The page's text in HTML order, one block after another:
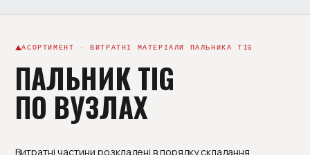
АСОРТИМЕНТ · ВИТРАТНІ МАТЕРІАЛИ ПАЛЬНИКА TIG
ПАЛЬНИК TIG
ПО ВУЗЛАХ
Витратні частини розкладені в порядку складання